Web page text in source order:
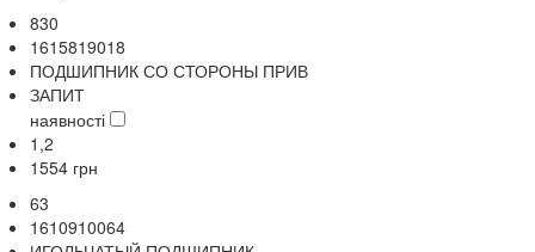
830
1615819018
ПОДШИПНИК СО СТОРОНЫ ПРИВ
ЗАПИТ
наявності
1,2
1554 грн
63
1610910064